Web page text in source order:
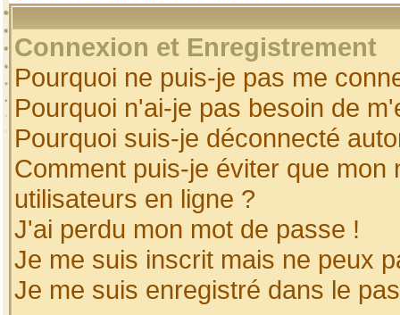
Connexion et Enregistrement
Pourquoi ne puis-je pas me
Pourquoi n'ai-je pas besoin de
Pourquoi suis-je déconnecté
Comment puis-je éviter que
utilisateurs en ligne ?
J'ai perdu mon mot de passe !
Je me suis inscrit mais ne peux
Je me suis enregistré dans le